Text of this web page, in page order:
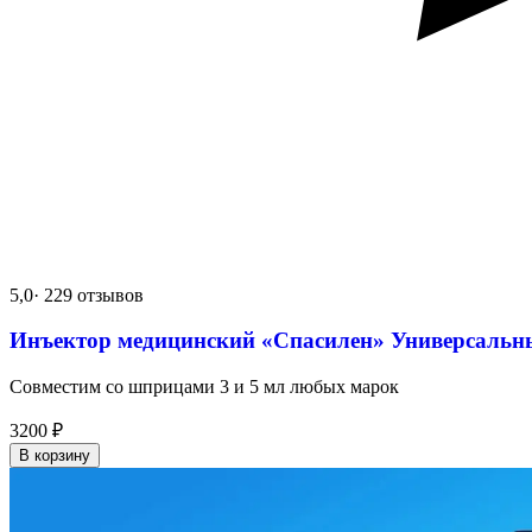
5,0· 229 отзывов
Инъектор медицинский «Спасилен»
Совместим со шприцами 3 и 5 мл любых марок
3200 ₽
В корзину